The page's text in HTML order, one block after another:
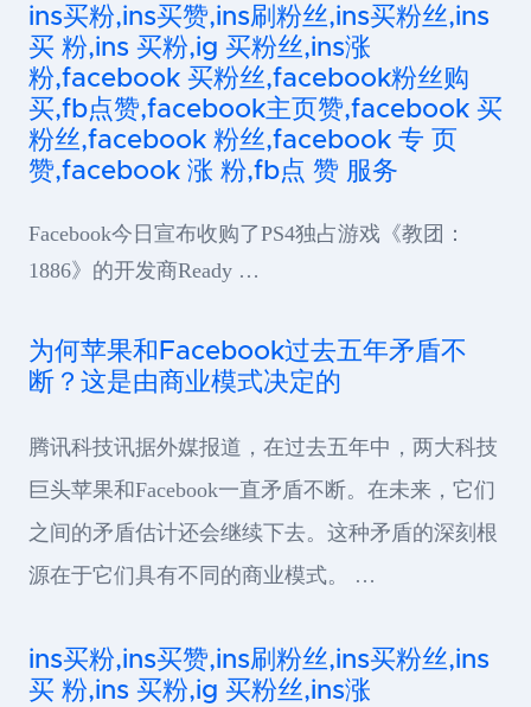
ins买粉,ins买赞,ins刷粉丝,ins买粉丝,ins
买 粉,ins 买粉,ig 买粉丝,ins涨
粉,facebook 买粉丝,facebook粉丝购
买,fb点赞,facebook主页赞,facebook 买
粉丝,facebook 粉丝,facebook 专 页
赞,facebook 涨 粉,fb点 赞 服务
Facebook今日宣布收购了PS4独占游戏《教团：
1886》的开发商Ready …
为何苹果和Facebook过去五年矛盾不
断？这是由商业模式决定的
腾讯科技讯据外媒报道，在过去五年中，两大科技
巨头苹果和Facebook一直矛盾不断。在未来，它们
之间的矛盾估计还会继续下去。这种矛盾的深刻根
源在于它们具有不同的商业模式。 …
ins买粉,ins买赞,ins刷粉丝,ins买粉丝,ins
买 粉,ins 买粉,ig 买粉丝,ins涨